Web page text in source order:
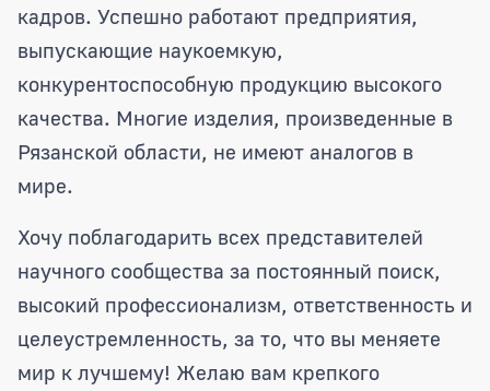
кадров. Успешно работают предприятия,
выпускающие наукоемкую,
конкурентоспособную продукцию высокого
качества. Многие изделия, произведенные в
Рязанской области, не имеют аналогов в
мире.
Хочу поблагодарить всех представителей
научного сообщества за постоянный поиск,
высокий профессионализм, ответственность и
целеустремленность, за то, что вы меняете
мир к лучшему! Желаю вам крепкого